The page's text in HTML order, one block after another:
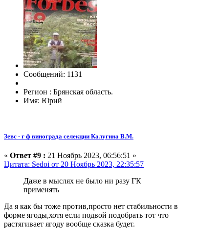
Сообщений: 1131
Регион : Брянская область.
Имя: Юрий
Зевс - г ф винограда селекции Калугина В.М.
« Ответ #9 : 21 Ноябрь 2023, 06:56:51 »
Цитата: Sedoi от 20 Ноябрь 2023, 22:35:57
Даже в мыслях не было ни разу ГК
применять
Да я как бы тоже против,просто нет стабильности в
форме ягоды,хотя если подвой подобрать тот что
растягивает ягоду вообще сказка будет.